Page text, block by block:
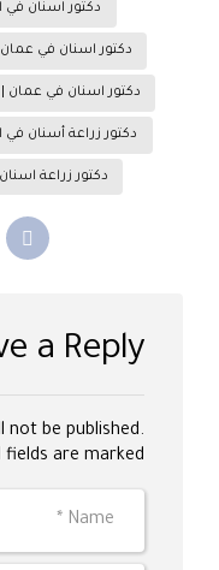
دكتور اسنان في
دكتور اسنان في
دكتور اسنان في عمان
دكتور زراعة أسنان في
دكتور زراعة اسنان
a Reply
not be published.
fields are marked *